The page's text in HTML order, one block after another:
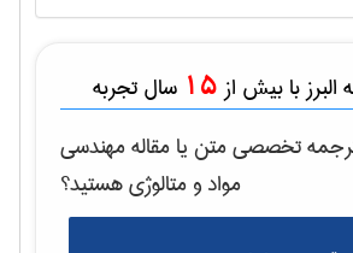
با بیش از 15 سال تجربه
تخصصی متن یا مقالهمهندسی
مواد و متالوژیهستید؟